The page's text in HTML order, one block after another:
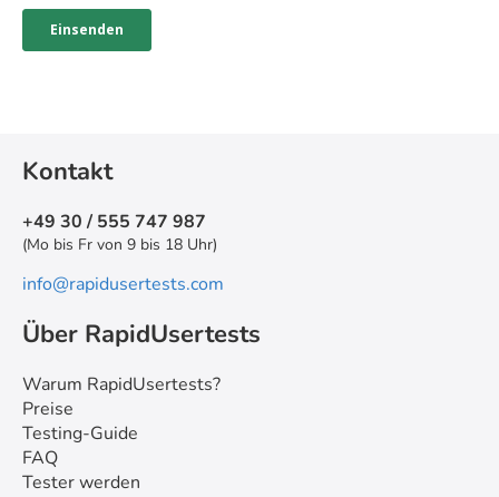
Kontakt
+49 30 / 555 747 987
(Mo bis Fr von 9 bis 18 Uhr)
info@rapidusertests.com
Über RapidUsertests
Warum RapidUsertests?
Preise
Testing-Guide
FAQ
Tester werden